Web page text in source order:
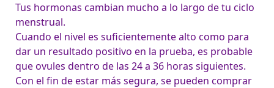
Tus hormonas cambian mucho a lo largo de tu ciclo
menstrual.
Cuando el nivel es suficientemente alto como para
dar un resultado positivo en la prueba, es probable
que ovules dentro de las 24 a 36 horas siguientes.
Con el fin de estar más segura, se pueden comprar